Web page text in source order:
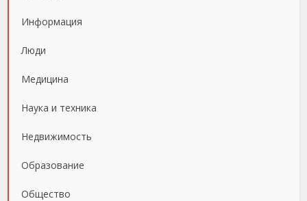
Информация
Люди
Медицина
Наука и техника
Недвижимость
Образование
Общество